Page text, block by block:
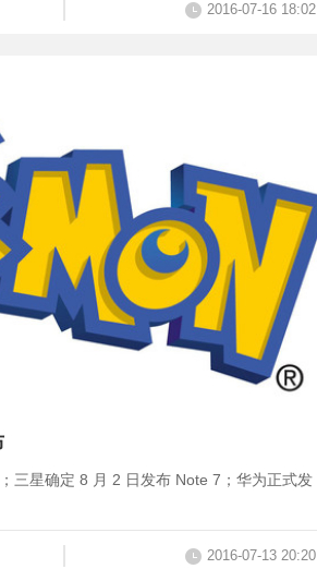
2016-07-16 18:02
三星确定 8 月 2 日发布 Note 7；华为正式发
2016-07-13 20:20